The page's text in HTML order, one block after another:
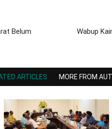
Belum
Wabup
ARTICLES MORE FROM